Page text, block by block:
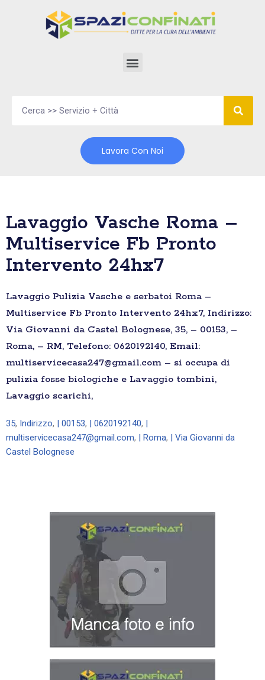
Lavora Con Noi
Lavaggio Vasche Roma –
Multiservice Fb Pronto
Intervento 24hx7
Lavaggio Pulizia Vasche e serbatoi Roma –
Multiservice Fb Pronto Intervento 24hx7, Indirizzo:
Via Giovanni da Castel Bolognese, 35, – 00153, –
Roma, – RM, Telefono: 0620192140, Email:
multiservicecasa247@gmail.com – si occupa di
pulizia fosse biologiche e Lavaggio tombini,
Lavaggio scarichi,
35, Indirizzo, | 00153, | 0620192140,
multiservicecasa247@gmail.com, | Roma,
| Via Giovanni da
Castel Bolognese